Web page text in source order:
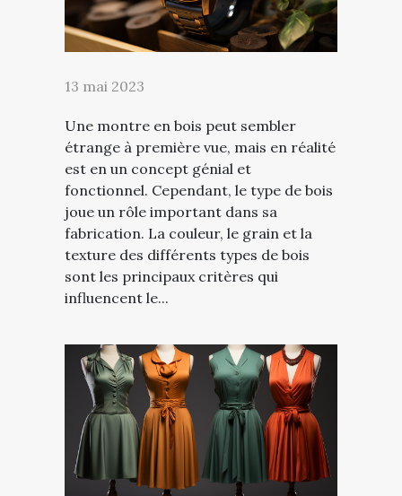
13 mai 2023
Une montre en bois peut sembler
étrange à première vue, mais en réalité
est en un concept génial et
fonctionnel. Cependant, le type de bois
joue un rôle important dans sa
fabrication. La couleur, le grain et la
texture des différents types de bois
sont les principaux critères qui
influencent le...